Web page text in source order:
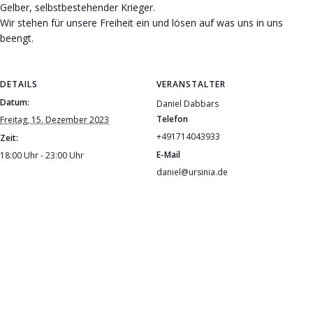
Gelber, selbstbestehender Krieger.
Wir stehen für unsere Freiheit ein und lösen auf was uns in uns
beengt.
DETAILS
Datum:
Freitag, 15. Dezember 2023
Zeit:
18:00 Uhr - 23:00 Uhr
VERANSTALTER
Daniel Dabbars
Telefon
+491714043933
E-Mail
daniel@ursinia.de